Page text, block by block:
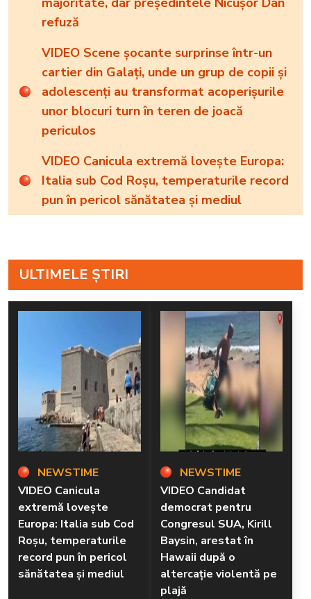
refuză
VIDEO Scene șocante surprinse într-un
cartier din Galați, unde un grup de copii și
adolescenți au transformat acoperișurile
unor blocuri turn în teren de joacă
periculos
VIDEO Canicula extremă lovește Europa:
Italia sub Cod Roșu, temperaturile record
pun în pericol sănătatea și mediul
ULTIMELE ȘTIRI
NEWSTIME
VIDEO Canicula
extremă lovește
Europa: Italia sub Cod
Roșu, temperaturile
record pun în pericol
sănătatea și mediul
NEWSTIME
VIDEO Candidat
democrat pentru
Congresul SUA, Kirill
Baysin, arestat în
Hawaii după o
altercație violentă pe
plajă